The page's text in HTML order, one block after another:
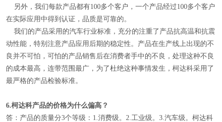
另外，我们每款产品都有100多个客户，一个产品经过100多个客户
在实际应用中得到认证，品质是可靠的。
我们的产品采用的汽车行业标准，充分的注重了产品抗高温和抗震
动性能，特别注意产品应用后期的稳定性。产品在生产线上出现的不
良并不可怕，可怕的产品销售后在消费者手中的不良，处理这种不良
的成本最高，连带范围最广，为了杜绝这种事情发生，柯达科采用了
最严格的产品检验标准。
6.柯达科产品的价格为什么偏高？
答：产品的质量分3个等级：1.消费级。2.工业级。3.汽车级。柯达科